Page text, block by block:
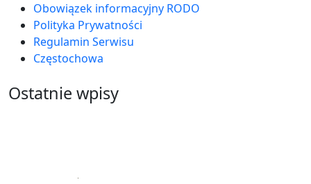
Obowiązek informacyjny RODO
Polityka Prywatności
Regulamin Serwisu
Częstochowa
Ostatnie wpisy